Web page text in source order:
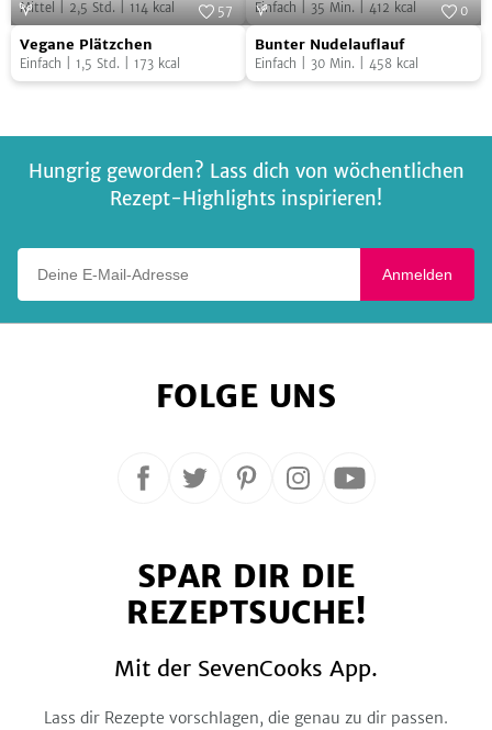
Tierbrote
Mittel 2,5 Std. 114 kcal
Apfelstrudel
Einfach 35 Min. 412 kcal
Vegane
Plätzchen
57
Vegane Plätzchen
Einfach 1,5 Std. 173 kcal
Bunter
Nudelauflauf
Foto:
0
Bunter Nudelauflauf
Einfach 30 Min. 458 kcal
Hungrig geworden? Lass dich von wöchentlichen
Rezept-Highlights inspirieren!
Anmelden
FOLGE UNS
Folge
Facebook
Folge
Twitter
Folge
Pinterest
Folge
Instagram
Folge
YouTube
SPAR DIR DIE
REZEPTSUCHE!
Mit der SevenCooks App.
Lass dir Rezepte vorschlagen, die genau zu dir passen.